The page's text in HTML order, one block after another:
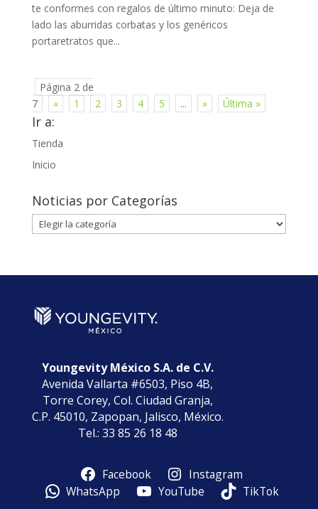
te conformes con regalos de último minuto: Deja de
lado las aburridas corbatas y los genéricos
portaretratos que...
Página 2 de
7
« 1 2 3 4 5 ... » Última »
Ir a:
Tienda
Inicio
Noticias por Categorías
Noticias
por
Youngevity México S.A. de C.V.
Avenida Vallarta #6503, Piso 4B,
Torre Corey, Col. Ciudad Granja,
C.P. 45010, Zapopan, Jalisco, México.
Tel.: 33 85 26 18 48
Facebook
Instagram
WhatsApp
YouTube TikTok